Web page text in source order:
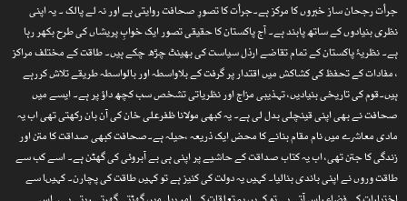
جرأت رجحان ساز خبروں کا مرکز ہے۔جرأت کا تصورِ صحافت روایتی ہے اور نہ لے پالک ۔ یہ اپنی
نظری بنیادوں کے ساتھ پابند ہے۔ آج پاکستان کا حقیقی تصور ایک خوابِ پریشاں کی طرح بکھر رہا
ہے۔ نظریۂ پاکستان کے تمام تقاضے ارذل سیاست کی بھینٹ چڑھ چکے ہیں۔ طاقت کے مختلف مراکز
، مفادات کے تحفظ کی کشاکش میں اقتدار پر گرفت کے بلاواسطہ اور بالواسطہ طریقے تلاش کررہے
ہیں۔قوم کی تاریخی بنیادیں، تہذیبی مزاج اور نظریاتی تشخص سب کچھ داؤ پر ہے۔ ایسے میں
صحافت نے بھی اپنی قینچلی بدل لی ہے۔ یہ کبھی مولانا ظفرعلی خان کی آن بان رکھتی تھی اب یہ
مادی معاشرے میں نام مقام بنانے کا محض ایک ذریعہ ،حیلہ ہے۔صحافت کبھی صداقت کا متن اور
زندگی کا جتن تھی، اب یہ کتاب صداقت کے حاشیے پر اپنی ہی بے آبروئی کی گھٹن ہے۔ اسے کب سے
طاقت وروں نے اپنی باندی بنالیا۔ کہیں یہ دولت کی کنیز ہے تو کہیں طاقت کی پچارن۔ کہیںا سے